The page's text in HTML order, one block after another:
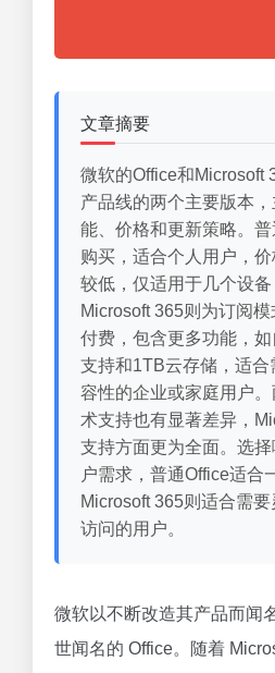
文章摘要
微软的Office和Microsoft
产品线的两个主要版本
能、价格和更新策略。
购买，适合个人用户，
较低，仅适用于几个设备
Microsoft 365则为订阅
付费，包含更多功能，
支持和1TB云存储，适
容性的企业或家庭用户
术支持也有显著差异，
支持方面更为全面。选
户需求，普通Office适合
Microsoft 365则适合需
访问的用户。
微软以不断改造其产品而闻
世闻名的 Office。随着